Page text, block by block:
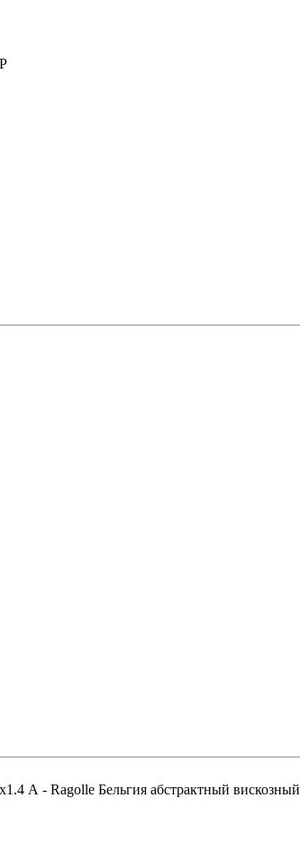
А - Ragolle Бельгия абстрактный вискозный